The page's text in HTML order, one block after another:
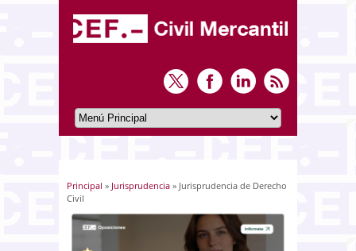
Usted está aquí
Principal » Jurisprudencia » Jurisprudencia de Derecho
Civil